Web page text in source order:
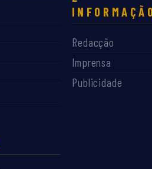
Redacção
Imprensa
Publicidade